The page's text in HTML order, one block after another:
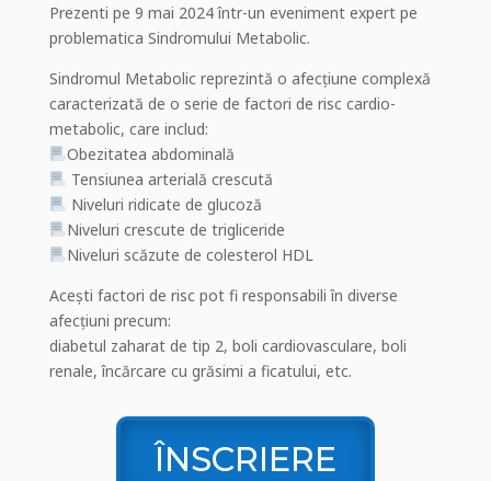
Prezenti pe 9 mai 2024 într-un eveniment expert pe
problematica Sindromului Metabolic.
Sindromul Metabolic reprezintă o afecțiune complexă
caracterizată de o serie de factori de risc cardio-
metabolic, care includ:
Obezitatea abdominală
Tensiunea arterială crescută
Niveluri ridicate de glucoză
Niveluri crescute de trigliceride
Niveluri scăzute de colesterol HDL
Acești factori de risc pot fi responsabili în diverse
afecțiuni precum:
diabetul zaharat de tip 2, boli cardiovasculare, boli
renale, încărcare cu grăsimi a ficatului, etc.
ÎNSCRIERE